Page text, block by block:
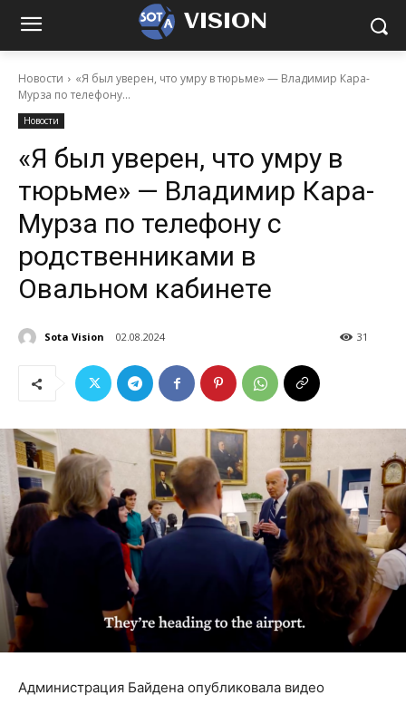
VISION
Новости
«Я был уверен, что умру в тюрьме» — Владимир Кара-
Мурза по телефону...
Новости
«Я был уверен, что умру в
тюрьме» — Владимир Кара-
Мурза по телефону с
родственниками в
Овальном кабинете
Sota Vision 02.08.2024 31
Администрация Байдена опубликовала видео